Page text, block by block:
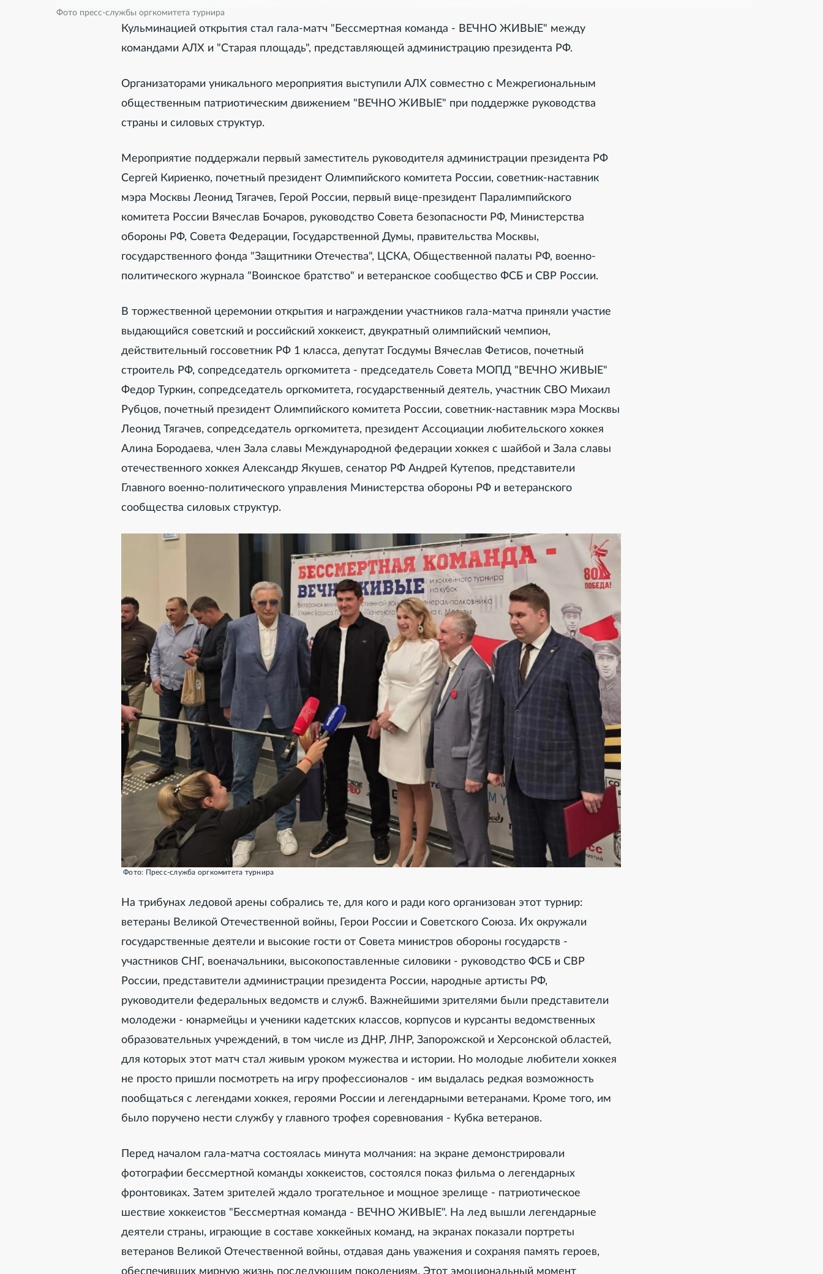
Фото пресс-службы оргкомитета турнира
Кульминацией открытия стал гала-матч "Бессмертная команда - ВЕЧНО ЖИВЫЕ" между
командами АЛХ и "Старая площадь", представляющей администрацию президента РФ.
Организаторами уникального мероприятия выступили АЛХ совместно с Межрегиональным
общественным патриотическим движением "ВЕЧНО ЖИВЫЕ" при поддержке руководства
страны и силовых структур.
Мероприятие поддержали первый заместитель руководителя администрации президента РФ
Сергей Кириенко, почетный президент Олимпийского комитета России, советник-наставник
мэра Москвы Леонид Тягачев, Герой России, первый вице-президент Паралимпийского
комитета России Вячеслав Бочаров, руководство Совета безопасности РФ, Министерства
обороны РФ, Совета Федерации, Государственной Думы, правительства Москвы,
государственного фонда "Защитники Отечества", ЦСКА, Общественной палаты РФ, военно-
политического журнала "Воинское братство" и ветеранское сообщество ФСБ и СВР России.
В торжественной церемонии открытия и награждении участников гала-матча приняли участие
выдающийся советский и российский хоккеист, двукратный олимпийский чемпион,
действительный госсоветник РФ 1 класса, депутат Госдумы Вячеслав Фетисов, почетный
строитель РФ, сопредседатель оргкомитета - председатель Совета МОПД "ВЕЧНО ЖИВЫЕ"
Федор Туркин, сопредседатель оргкомитета, государственный деятель, участник СВО Михаил
Рубцов, почетный президент Олимпийского комитета России, советник-наставник мэра Москвы
Леонид Тягачев, сопредседатель оргкомитета, президент Ассоциации любительского хоккея
Алина Бородаева, член Зала славы Международной федерации хоккея с шайбой и Зала славы
отечественного хоккея Александр Якушев, сенатор РФ Андрей Кутепов, представители
Главного военно-политического управления Министерства обороны РФ и ветеранского
сообщества силовых структур.
Фото: Пресс-служба оргкомитета турнира
На трибунах ледовой арены собрались те, для кого и ради кого организован этот турнир:
ветераны Великой Отечественной войны, Герои России и Советского Союза. Их окружали
государственные деятели и высокие гости от Совета министров обороны государств -
участников СНГ, военачальники, высокопоставленные силовики - руководство ФСБ и СВР
России, представители администрации президента России, народные артисты РФ,
руководители федеральных ведомств и служб. Важнейшими зрителями были представители
молодежи - юнармейцы и ученики кадетских классов, корпусов и курсанты ведомственных
образовательных учреждений, в том числе из ДНР, ЛНР, Запорожской и Херсонской областей,
для которых этот матч стал живым уроком мужества и истории. Но молодые любители хоккея
не просто пришли посмотреть на игру профессионалов - им выдалась редкая возможность
пообщаться с легендами хоккея, героями России и легендарными ветеранами. Кроме того, им
было поручено нести службу у главного трофея соревнования - Кубка ветеранов.
Перед началом гала-матча состоялась минута молчания: на экране демонстрировали
фотографии бессмертной команды хоккеистов, состоялся показ фильма о легендарных
фронтовиках. Затем зрителей ждало трогательное и мощное зрелище - патриотическое
шествие хоккеистов "Бессмертная команда - ВЕЧНО ЖИВЫЕ". На лед вышли легендарные
деятели страны, играющие в составе хоккейных команд, на экранах показали портреты
ветеранов Великой Отечественной войны, отдавая дань уважения и сохраняя память героев,
обеспечивших мирную жизнь последующим поколениям. Этот эмоциональный момент